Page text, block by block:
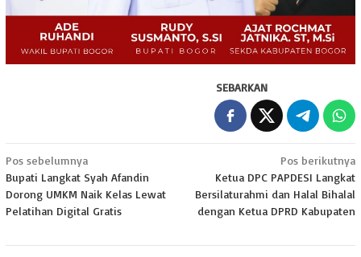
SEBARKAN
Navigasi
pos
Pos sebelumnya
Bupati Langkat Syah Afandin
Dorong UMKM Naik Kelas Lewat
Pelatihan Digital Gratis
Pos berikutnya
Ketua DPC PAPDESI Langkat
Bersilaturahmi dan Halal Bihalal
dengan Ketua DPRD Kabupaten